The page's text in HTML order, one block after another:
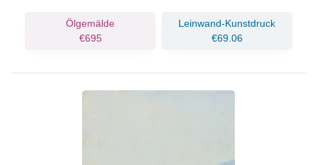
Ölgemälde
€695
Leinwand-Kunstdruck
€69.06